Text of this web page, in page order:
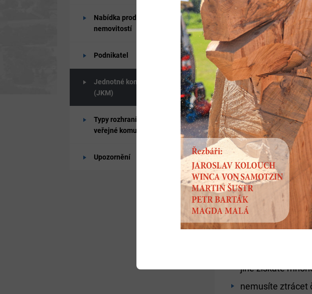
Nabídka prodeje a pronájmů
nemovitostí
Podnikatel
Jednotné kontaktní místo
(JKM)
Typy rozhraní pro připojení k
veřejné komunikační síti
Upozornění
místo naobecním
Jednotných
Hlavním posláním
evropského trhu.
Devět důvodů proč
obdržíte
poskytování
oprávnění,
naše služby jsou
obdržíte
poskytnout
pomůžeme Vám
Vaše dotazy
jiné získáte
nemusíte ztrácet